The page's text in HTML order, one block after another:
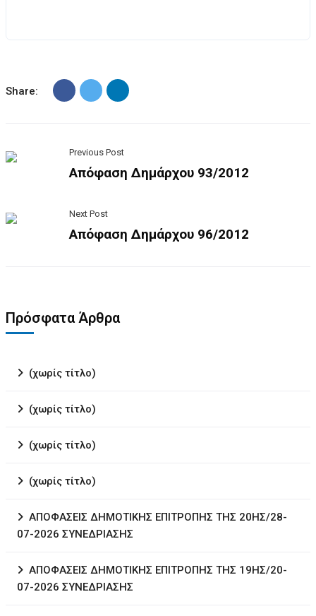
Share:
Previous Post
Απόφαση Δημάρχου 93/2012
Next Post
Απόφαση Δημάρχου 96/2012
Πρόσφατα Άρθρα
(χωρίς τίτλο)
(χωρίς τίτλο)
(χωρίς τίτλο)
(χωρίς τίτλο)
ΑΠΟΦΑΣΕΙΣ ΔΗΜΟΤΙΚΗΣ ΕΠΙΤΡΟΠΗΣ ΤΗΣ 20ΗΣ/28-
07-2026 ΣΥΝΕΔΡΙΑΣΗΣ
ΑΠΟΦΑΣΕΙΣ ΔΗΜΟΤΙΚΗΣ ΕΠΙΤΡΟΠΗΣ ΤΗΣ 19ΗΣ/20-
07-2026 ΣΥΝΕΔΡΙΑΣΗΣ